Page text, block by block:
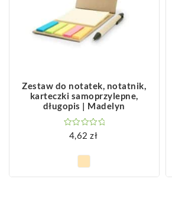
Zestaw do notatek, notatnik,
karteczki samoprzylepne,
długopis | Madelyn
4,62zł